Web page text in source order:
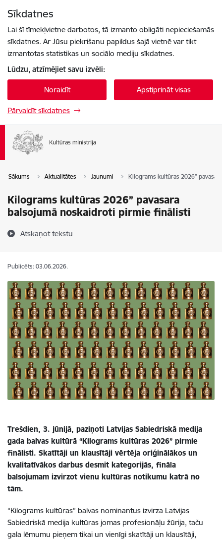
Sīkdatnes
Lai šī tīmekļvietne darbotos, tā izmanto obligāti nepieciešamās
sīkdatnes. Ar Jūsu piekrišanu papildus šajā vietnē var tikt
izmantotas statistikas un sociālo mediju sīkdatnes.
Lūdzu, atzīmējiet savu izvēli:
Noraidīt Apstiprināt visas
Pārvaldīt sīkdatnes
Sākums Aktualitātes Jaunumi Kilograms kultūras 2026”
Kilograms kultūras 2026” pavasara
balsojumā noskaidroti pirmie finālisti
Atskaņot tekstu
Publicēts: 03.06.2026.
Trešdien, 3. jūnijā, paziņoti Latvijas Sabiedriskā medija
gada balvas kultūrā “Kilograms kultūras 2026” pirmie
finālisti. Skatītāji un klausītāji vērtēja oriģinālākos un
kvalitatīvākos darbus desmit kategorijās, fināla
balsojumam izvirzot vienu kultūras notikumu katrā no
tām.
“Kilograms kultūras” balvas nominantus izvirza Latvijas
Sabiedriskā medija kultūras jomas profesionāļu žūrija, taču
gala lēmumu pieņem tikai un vienīgi skatītāji un klausītāji,